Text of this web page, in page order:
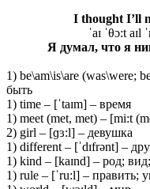
I thought I’ll
ˈaɪ ˈθɔ:t
Я думал, что я
1) be\am\is\are (was\were;
быть
1) time – [ˈtaɪm] – время
1) meet (met, met) – [mi:t
2) girl – [ɡɜ:l] – девушка
1) different – [ˈdɪfrənt] –
1) kind – [kaɪnd] – род;
1) rule – [ˈru:l] – править;